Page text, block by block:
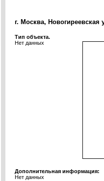
г. Москва, Новогиреевская
Тип объекта.
Нет данных
Дополнительная информация:
Нет данных